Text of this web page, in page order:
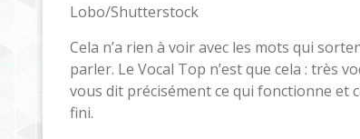
Lobo/Shutterstock
Cela n’a rien à voir avec les mots qui
parler. Le Vocal Top n’est que cela : très
vous dit précisément ce qui fonctionne et
fini.